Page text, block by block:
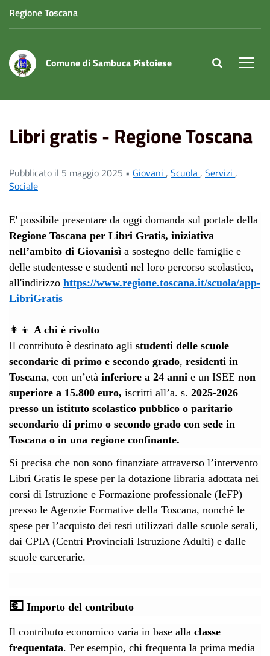
Regione Toscana
Comune di Sambuca Pistoiese site.searc
Libri gratis - Regione Toscana
Pubblicato il 5 maggio 2025 • Giovani , Scuola, Servizi ,
Sociale
E' possibile presentare da oggi domanda sul portale della
Regione Toscana per Libri Gratis, iniziativa
nell’ambito di Giovanisì a sostegno delle famiglie e
delle studentesse e studenti nel loro percorso scolastico,
all'indirizzo https://www.regione.toscana.it/scuola/app-
LibriGratis
👩‍👦 A chi è rivolto
Il contributo è destinato agli studenti delle scuole
secondarie di primo e secondo grado, residenti in
Toscana, con un’età inferiore a 24 anni e un ISEE non
superiore a 15.800 euro, iscritti all’a. s. 2025-2026
presso un istituto scolastico pubblico o paritario
secondario di primo o secondo grado con sede in
Toscana o in una regione confinante.
Si precisa che non sono finanziate attraverso l’intervento
Libri Gratis le spese per la dotazione libraria adottata nei
corsi di Istruzione e Formazione professionale (IeFP)
presso le Agenzie Formative della Toscana, nonché le
spese per l’acquisto dei testi utilizzati dalle scuole serali,
dai CPIA (Centri Provinciali Istruzione Adulti) e dalle
scuole carcerarie.
💶 Importo del contributo
Il contributo economico varia in base alla classe
frequentata. Per esempio, chi frequenta la prima media